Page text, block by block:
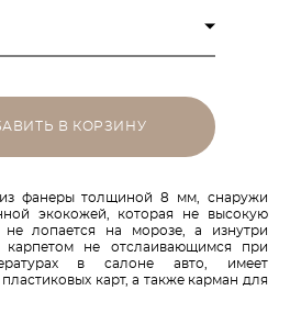
В КОРЗИНУ
фанеры толщиной 8 мм, снаружи
экокожей, которая не высокую
лопается на морозе, а изнутри
карпетом не отслаивающимся при
в салоне авто, имеет
карт, а также карман для